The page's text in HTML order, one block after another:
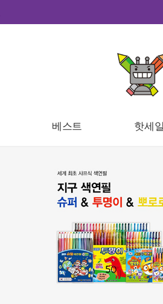
베스트 핫세